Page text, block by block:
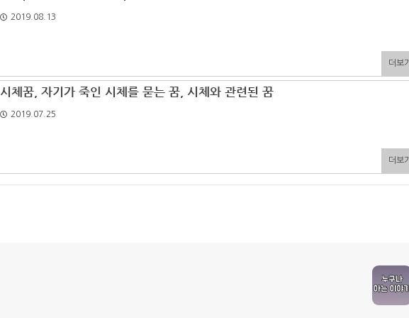
2019.08.13
더보
시체꿈, 자기가 죽인 시체를 묻는 꿈, 시체와 관련된 꿈
2019.07.25
더보